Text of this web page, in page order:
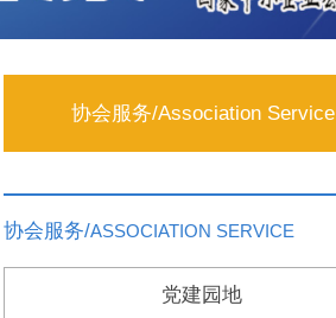
协会服务/Association Service
协会服务/ASSOCIATION SERVICE
党建园地